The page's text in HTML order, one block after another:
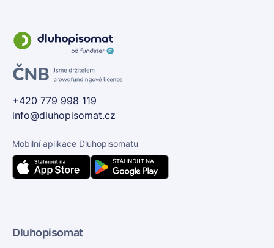
+420 779 998 119
info@dluhopisomat.cz
Mobilní aplikace Dluhopisomatu
Dluhopisomat